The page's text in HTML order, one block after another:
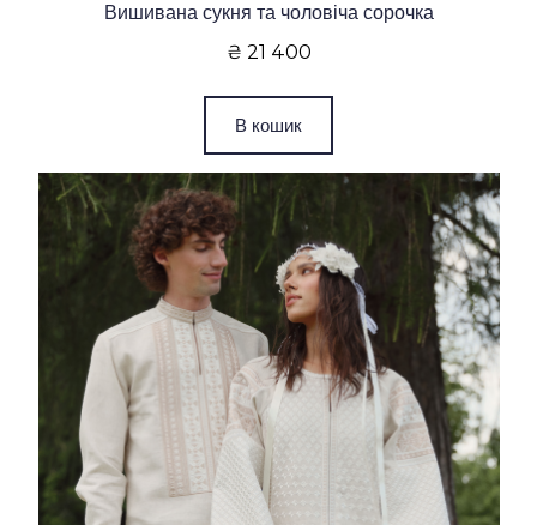
Вишивана сукня та чоловіча сорочка
₴ 21 400
В кошик